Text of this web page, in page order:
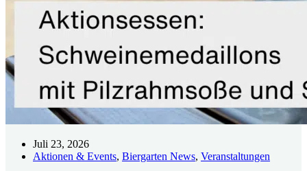
Juli 23, 2026
Aktionen & Events, Biergarten News, Veranstaltungen